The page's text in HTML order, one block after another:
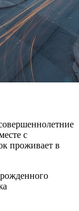
с
проживает в